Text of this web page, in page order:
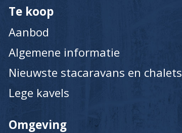
Te koop
Aanbod
Algemene informatie
Nieuwste stacaravans en chalets
Lege kavels
Omgeving